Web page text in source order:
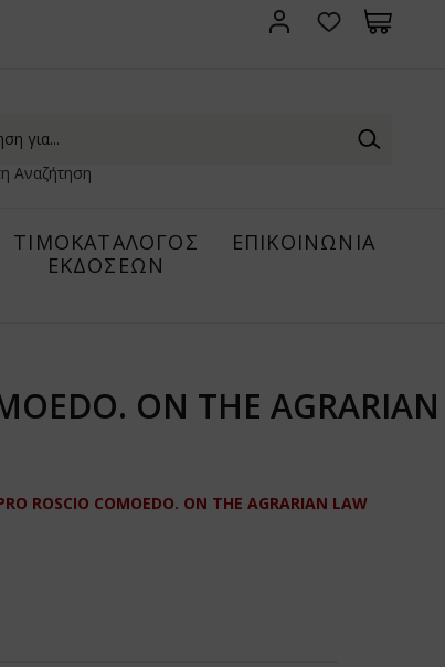
Αναζήτηση
ΤΙΜΟΚΑΤΑΛΟΓΟΣ
ΕΚΔΟΣΕΩΝ
ΕΠΙΚΟΙΝΩΝΙΑ
ON THE AGRARIAN
ROSCIO COMOEDO. ON THE AGRARIAN LAW